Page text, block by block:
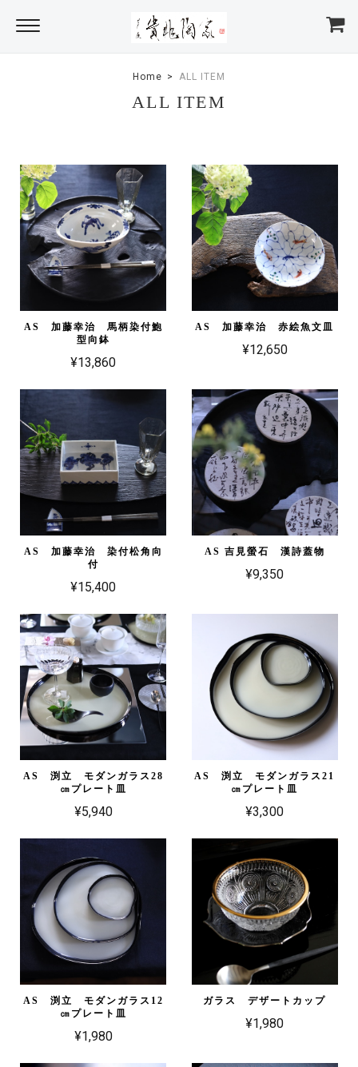
Home ALL ITEM
ALL ITEM
AS 加藤幸治 馬柄染付鮑
型向鉢
¥13,860
AS 加藤幸治 赤絵魚文皿
¥12,650
AS 加藤幸治 染付松角向
付
¥15,400
AS 吉見螢石 漢詩蓋物
¥9,350
AS 渕立 モダンガラス28
㎝プレート皿
¥5,940
AS 渕立 モダンガラス21
㎝プレート皿
¥3,300
AS 渕立 モダンガラス12
㎝プレート皿
¥1,980
ガラス デザートカップ
¥1,980